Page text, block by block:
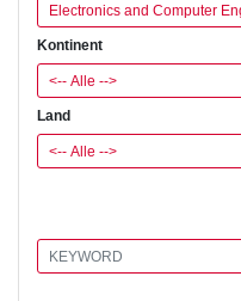
Electronics and Computer
Kontinent
<-- Alle -->
Land
<-- Alle -->